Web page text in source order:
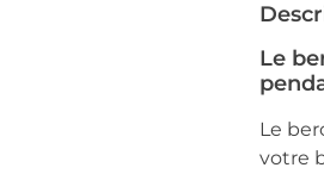
Le
Le
votre